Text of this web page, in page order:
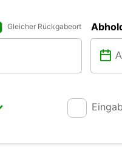
Gleicher Rückgabeort